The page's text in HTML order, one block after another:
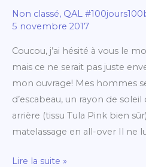
Non classé, QAL
5 novembre 2017
Coucou, j’ai hésité à vous le
mais ce ne serait pas juste
mon ouvrage! Mes hommes
d’escabeau, un rayon de
arrière (tissu Tula Pink bien
matelassage en all-over Il ne
« 100jours100blocs
:
Lire la suite »